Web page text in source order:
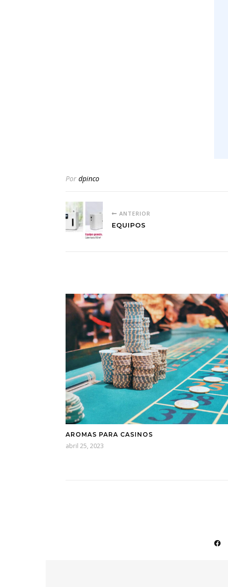
Por dpinco
ANTERIOR
EQUIPOS
AROMAS PARA CASINOS
abril 25, 2023